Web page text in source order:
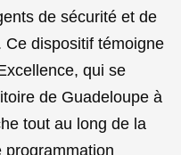
de sécurité et de
dispositif témoigne
qui se
de Guadeloupe à
tout au long de la
programmation